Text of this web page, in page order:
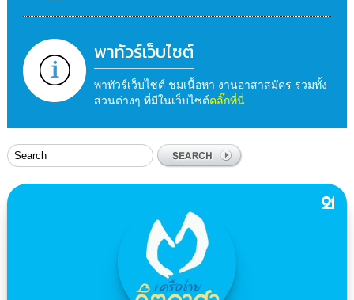
พาทัวร์เว็บไซต์
พาทัวร์เว็บไซต์ ชมเนื้อหา งานอาสาสมัคร รวมทั้ง
ส่วนต่างๆ ที่มีในเว็บไซต์คลิ๊กที่นี่